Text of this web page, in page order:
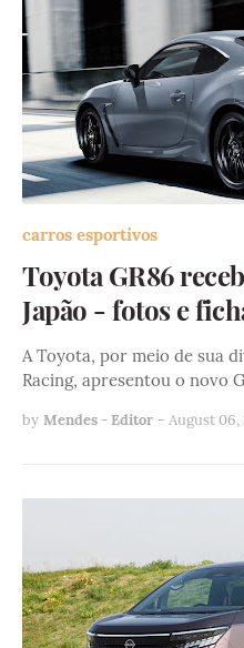
carros esportivos
Toyota GR86
Japão - fotos e
A Toyota, por meio de sua
Racing, apresentou o novo
by Mendes - Editor - August 06,